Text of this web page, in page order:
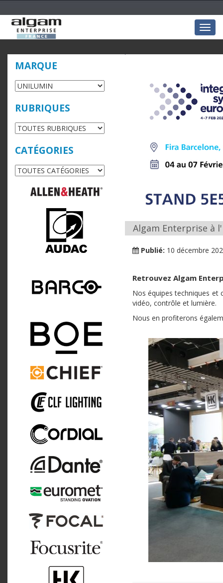
MARQUE
RUBRIQUES
CATÉGORIES
Algam Enterprise à
Publié: 10 décembre
Retrouvez Algam
Nos équipes techniques et
vidéo, contrôle et lumière.
Nous en profiterons